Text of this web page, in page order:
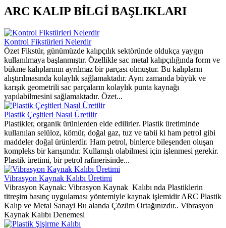
ARC KALIP BİLGİ BAŞLIKLARI
Kontrol Fikstürleri Nelerdir
Özet Fikstür, günümüzde kalıpçılık sektöründe oldukça yaygın
kullanılmaya başlanmıştır. Özellikle sac metal kalıpçılığında form ve
bükme kalıplarının ayrılmaz bir parçası olmuştur. Bu kalıpların
alıştırılmasında kolaylık sağlamaktadır. Aynı zamanda büyük ve
karışık geometrili sac parçaların kolaylık punta kaynağı
yapılabilmesini sağlamaktadır. Özet...
Plastik Çeşitleri Nasıl Üretilir
Plastikler, organik ürünlerden elde edilirler. Plastik üretiminde
kullanılan selüloz, kömür, doğal gaz, tuz ve tabii ki ham petrol gibi
maddeler doğal ürünlerdir. Ham petrol, binlerce bileşenden oluşan
kompleks bir karışımdır. Kullanışlı olabilmesi için işlenmesi gerekir.
Plastik üretimi, bir petrol rafinerisinde...
Vibrasyon Kaynak Kalıbı Üretimi
Vibrasyon Kaynak: Vibrasyon Kaynak Kalıbı nda Plastiklerin
titreşim basınç uygulaması yöntemiyle kaynak işlemidir ARC Plastik
Kalıp ve Metal Sanayi Bu alanda Çözüm Ortağınızdır.. Vibrasyon
Kaynak Kalıbı Denemesi